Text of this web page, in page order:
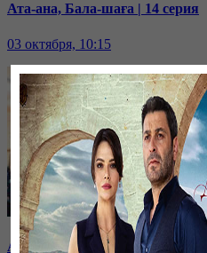
Ата-ана, Бала-шаға | 14 серия
03 октября, 10:15
Ата-ана, Бала-шаға | 13 серия